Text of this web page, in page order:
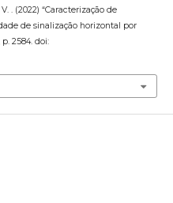
. (2022) “Caracterização de
de sinalização horizontal por
p. 2584. doi: